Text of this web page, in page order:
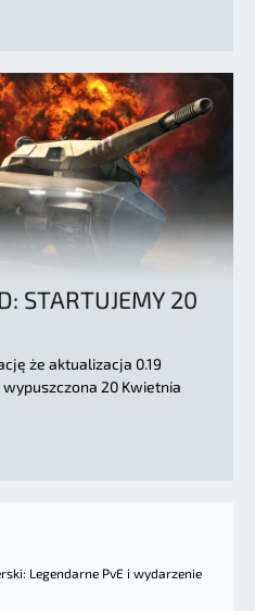
STARTUJEMY 20
że aktualizacja 0.19
20 Kwietnia
Legendarne PvE i wydarzenie